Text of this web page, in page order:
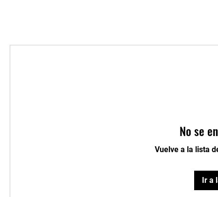
No se
Vuelve a la lista
Ir a